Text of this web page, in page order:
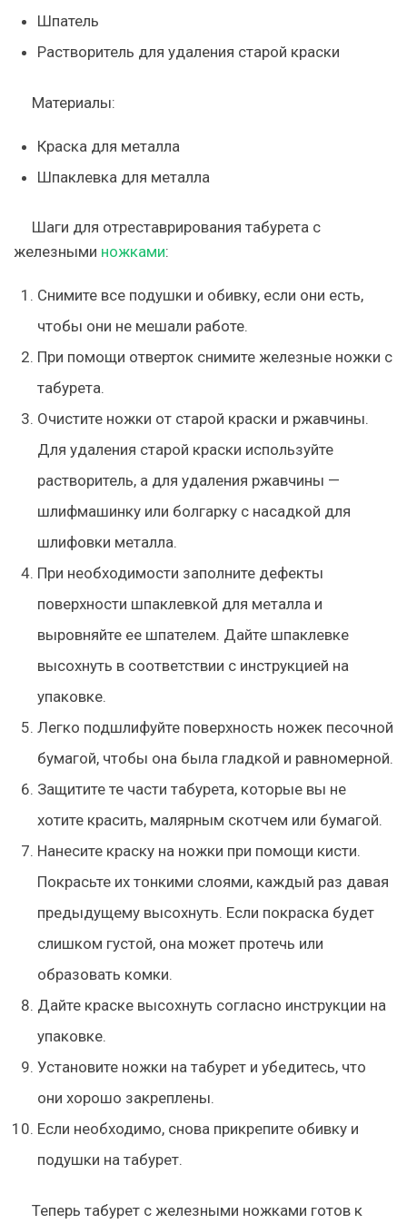
Шпатель
Растворитель для удаления старой краски
Материалы:
Краска для металла
Шпаклевка для металла
Шаги для отреставрирования табурета с
железными ножками:
Снимите все подушки и обивку, если они есть,
чтобы они не мешали работе.
При помощи отверток снимите железные ножки с
табурета.
Очистите ножки от старой краски и ржавчины.
Для удаления старой краски используйте
растворитель, а для удаления ржавчины —
шлифмашинку или болгарку с насадкой для
шлифовки металла.
При необходимости заполните дефекты
поверхности шпаклевкой для металла и
выровняйте ее шпателем. Дайте шпаклевке
высохнуть в соответствии с инструкцией на
упаковке.
Легко подшлифуйте поверхность ножек песочной
бумагой, чтобы она была гладкой и равномерной.
Защитите те части табурета, которые вы не
хотите красить, малярным скотчем или бумагой.
Нанесите краску на ножки при помощи кисти.
Покрасьте их тонкими слоями, каждый раз давая
предыдущему высохнуть. Если покраска будет
слишком густой, она может протечь или
образовать комки.
Дайте краске высохнуть согласно инструкции на
упаковке.
Установите ножки на табурет и убедитесь, что
они хорошо закреплены.
Если необходимо, снова прикрепите обивку и
подушки на табурет.
Теперь табурет с железными ножками готов к